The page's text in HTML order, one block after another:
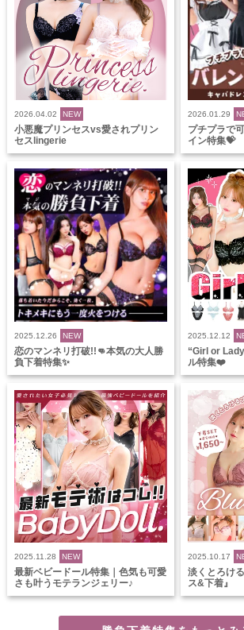
2026.04.02 NEW
小悪魔プリンセスvs愛されプリン
セスlingerie
2026.01.29
プチプラで
イン特集💝
2025.12.26 NEW
恋のマンネリ打破!!👊本気の大人勝
負下着特集✨
2025.12.12
“Girl or
ル特集❤️
2025.11.28 NEW
最新ベビードール特集｜色気も可愛
さも叶うモテランジェリー♪
2025.10.17
淡くとろけ
ス&下着』